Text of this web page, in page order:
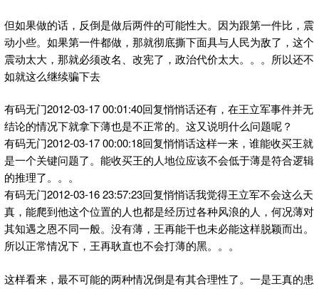
但如果做的话，反倒是做后两件的可能性大。因为跟第一件比，震
动小些。如果第一件都做，那就彻底撕下面具与人民为敌了，这个
震动太大，那就必须改名、改宪了，政治代价太大。。。所以还不
如就这么继续骗下去
有码无门2012-03-17 00:01:40回复悄悄话还有，在王立军事件并无
结论的情况下就拿下薄也是不正常的。这又说明什么问题呢？
有码无门2012-03-17 00:00:18回复悄悄话这样一来，谁能收买王就
是一个关键问题了。能收买王的人地位应该不会低于薄是符合逻辑
的推理了。。。
有码无门2012-03-16 23:57:23回复悄悄话我觉得王立军不会这么天
真，能爬到他这个位置的人也都是经历过各种风浪的人，何况薄对
其知遇之恩不同一般。没有薄，王再能干也未必能这样脱颖而出。
所以正常情况下，王再耿直也不会打薄的黑。。。
这样看来，最不可能的两种情况倒是有其合理性了。一是王真的患